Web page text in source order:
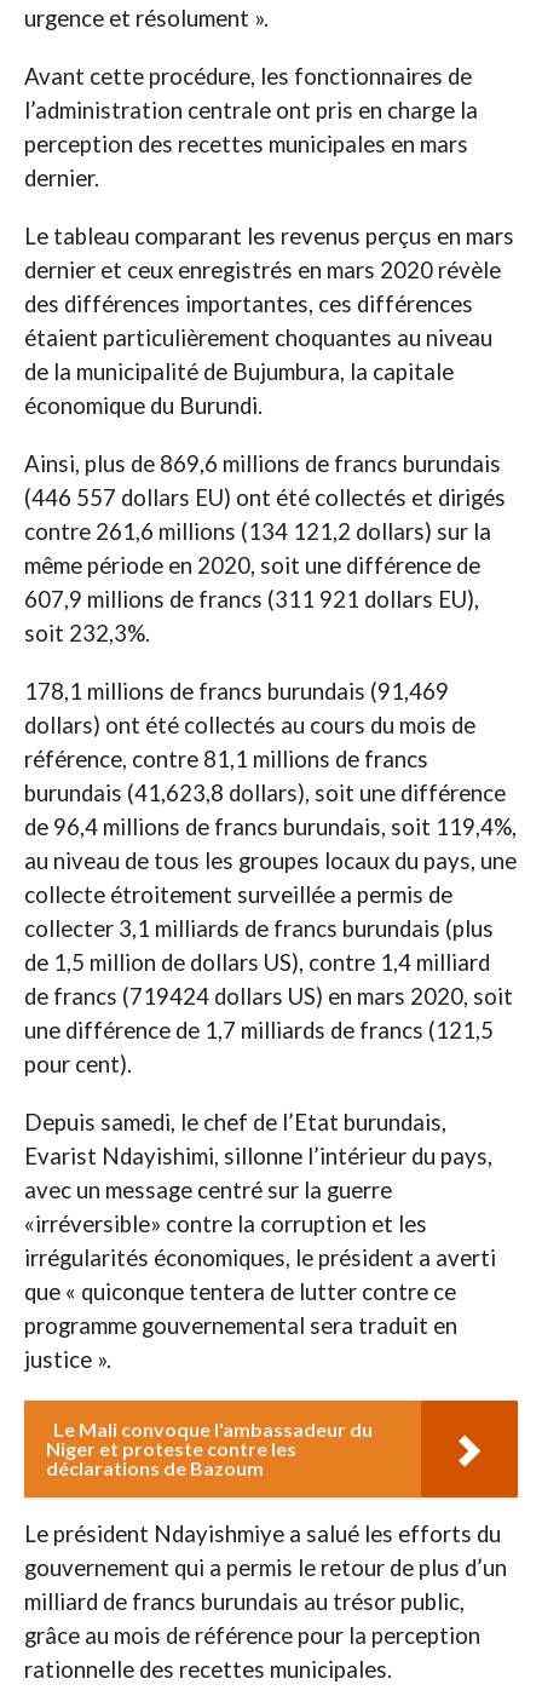
urgence et résolument ».
Avant cette procédure, les fonctionnaires de
l’administration centrale ont pris en charge la
perception des recettes municipales en mars
dernier.
Le tableau comparant les revenus perçus en mars
dernier et ceux enregistrés en mars 2020 révèle
des différences importantes, ces différences
étaient particulièrement choquantes au niveau
de la municipalité de Bujumbura, la capitale
économique du Burundi.
Ainsi, plus de 869,6 millions de francs burundais
(446 557 dollars EU) ont été collectés et dirigés
contre 261,6 millions (134 121,2 dollars) sur la
même période en 2020, soit une différence de
607,9 millions de francs (311 921 dollars EU),
soit 232,3%.
178,1 millions de francs burundais (91,469
dollars) ont été collectés au cours du mois de
référence, contre 81,1 millions de francs
burundais (41,623,8 dollars), soit une différence
de 96,4 millions de francs burundais, soit 119,4%,
au niveau de tous les groupes locaux du pays, une
collecte étroitement surveillée a permis de
collecter 3,1 milliards de francs burundais (plus
de 1,5 million de dollars US), contre 1,4 milliard
de francs (719424 dollars US) en mars 2020, soit
une différence de 1,7 milliards de francs (121,5
pour cent).
Depuis samedi, le chef de l’Etat burundais,
Evarist Ndayishimi, sillonne l’intérieur du pays,
avec un message centré sur la guerre
«irréversible» contre la corruption et les
irrégularités économiques, le président a averti
que « quiconque tentera de lutter contre ce
programme gouvernemental sera traduit en
justice ».
Le Mali convoque l'ambassadeur du
Niger et proteste contre les
déclarations de Bazoum
Le président Ndayishmiye a salué les efforts du
gouvernement qui a permis le retour de plus d’un
milliard de francs burundais au trésor public,
grâce au mois de référence pour la perception
rationnelle des recettes municipales.